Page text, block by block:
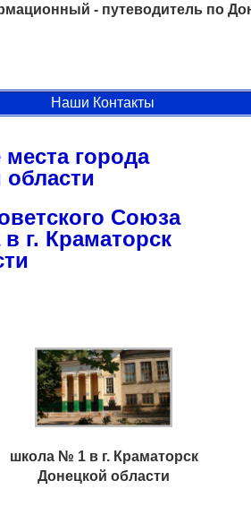
- путеводитель по
Наши Контакты
города
Союза
г. Краматорск
школа № 1 в г. Краматорск
Донецкой области